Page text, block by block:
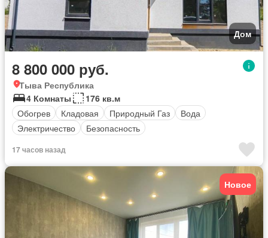
Дом
8 800 000 руб.
Тыва Республика
4 Комнаты
176 кв.м
Обогрев
Кладовая Природный Газ
Вода
Электричество
Безопасность
17 часов назад
Новое